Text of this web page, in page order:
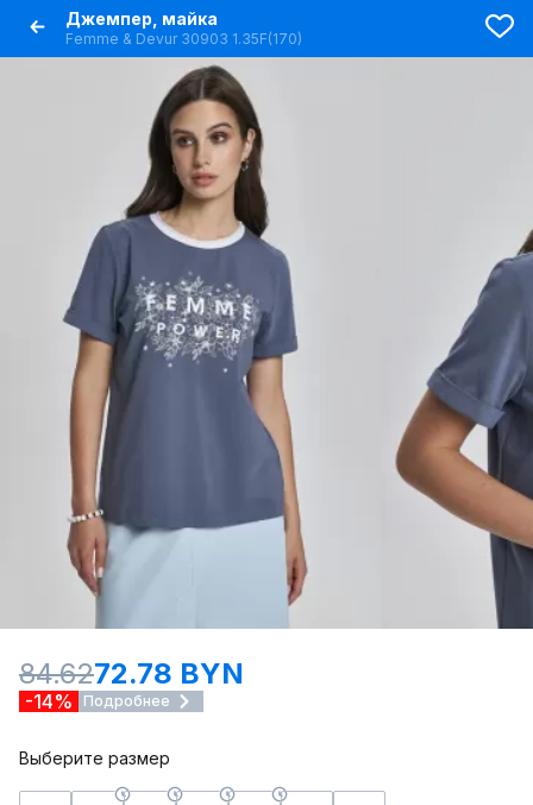
Джемпер, майка
Femme & Devur 30903 1.35F(170)
84.6272.78 BYN
-14% Подробнее
Выберите размер